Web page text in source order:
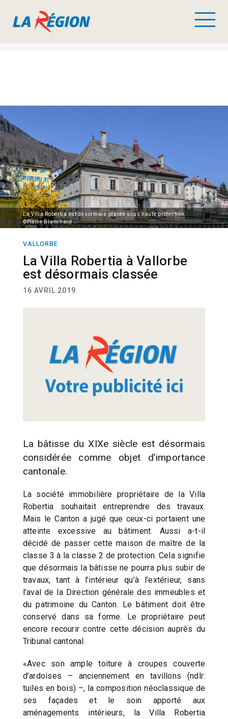
La Villa Robertia est désormais placée sous haute protection.
©Pierre Blanchard
VALLORBE
La Villa Robertia à Vallorbe
est désormais classée
16 AVRIL 2019
La bâtisse du XIXe siècle est désormais
considérée comme objet d’importance
cantonale.
La société immobilière propriétaire de la Villa
Robertia souhaitait entreprendre des travaux.
Mais le Canton a jugé que ceux-ci portaient une
atteinte excessive au bâtiment. Aussi a-t-il
décidé de passer cette maison de maître de la
classe 3 à la classe 2 de protection. Cela signifie
que désormais la bâtisse ne pourra plus subir de
travaux, tant à l’intérieur qu’à l’extérieur, sans
l’aval de la Direction générale des immeubles et
du patrimoine du Canton. Le bâtiment doit être
conservé dans sa forme. Le propriétaire peut
encore recourir contre cette décision auprès du
Tribunal cantonal.
«Avec son ample toiture à croupes couverte
d’ardoises – anciennement en tavillons (ndlr:
tuiles en bois) –, la composition néoclassique de
ses façades et le soin apporté aux
aménagements intérieurs, la Villa Robertia